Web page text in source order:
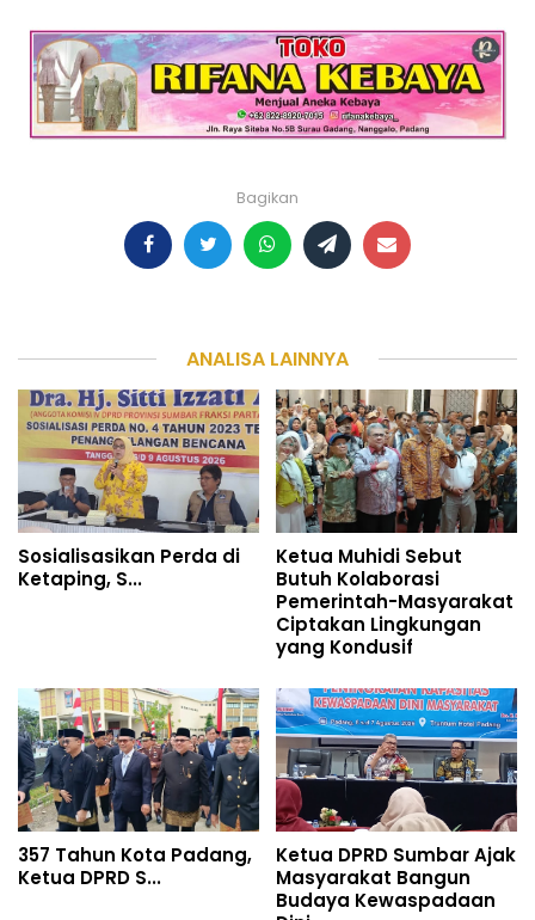
Bagikan
ANALISA LAINNYA
Sosialisasikan Perda di
Ketaping, S...
Ketua Muhidi Sebut
Butuh Kolaborasi
Pemerintah-Masyarakat
Ciptakan Lingkungan
yang Kondusif
357 Tahun Kota Padang,
Ketua DPRD S...
Ketua DPRD Sumbar Ajak
Masyarakat Bangun
Budaya Kewaspadaan